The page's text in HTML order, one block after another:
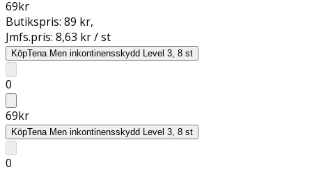
69kr
Butikspris: 89 kr,
Jmfs.pris: 8,63 kr / st
KöpTena Men inkontinensskydd Level 3, 8 st
0
69kr
KöpTena Men inkontinensskydd Level 3, 8 st
0